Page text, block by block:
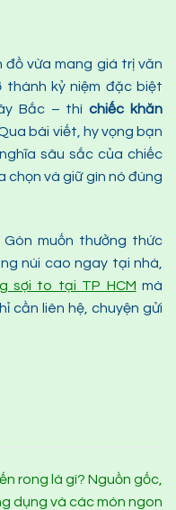
đồ vừa mang giá trị văn
kỷ niệm đặc biệt
Bắc – thìchiếc khăn
bài viết, hy vọng bạn
sâu sắc của chiếc
chọn và giữ gìn nó đúng
muốn thưởng thức
núi cao ngay tại nhà,
sợi to tại TP HCM mà
cần liên hệ, chuyện gửi
rong là gì? Nguồn gốc,
dụng và các món ngon